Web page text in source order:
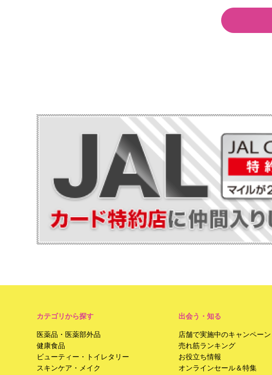
カテゴリから探す
医薬品・医薬部外品
健康食品
ビューティー・トイレタリー
スキンケア・メイク
出会う・知る
店舗で実施中のキャンペーン
売れ筋ランキング
お役立ち情報
オンラインセール＆特集